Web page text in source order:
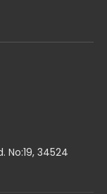
No:19, 34524